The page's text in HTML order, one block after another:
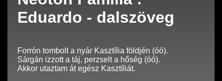
Eduardo - dalszöveg
Forrón tombolt a nyár Kasztília földjén (óó).
Sárgán izzott a táj, perzselt a hőség (óó).
Akkor utaztam át egész Kasztíliát.